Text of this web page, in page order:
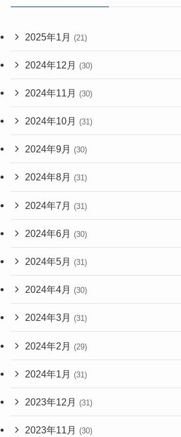
2025年1月 (21)
2024年12月 (30)
2024年11月 (30)
2024年10月 (31)
2024年9月 (30)
2024年8月 (31)
2024年7月 (31)
2024年6月 (30)
2024年5月 (31)
2024年4月 (30)
2024年3月 (31)
2024年2月 (29)
2024年1月 (31)
2023年12月 (31)
2023年11月 (30)